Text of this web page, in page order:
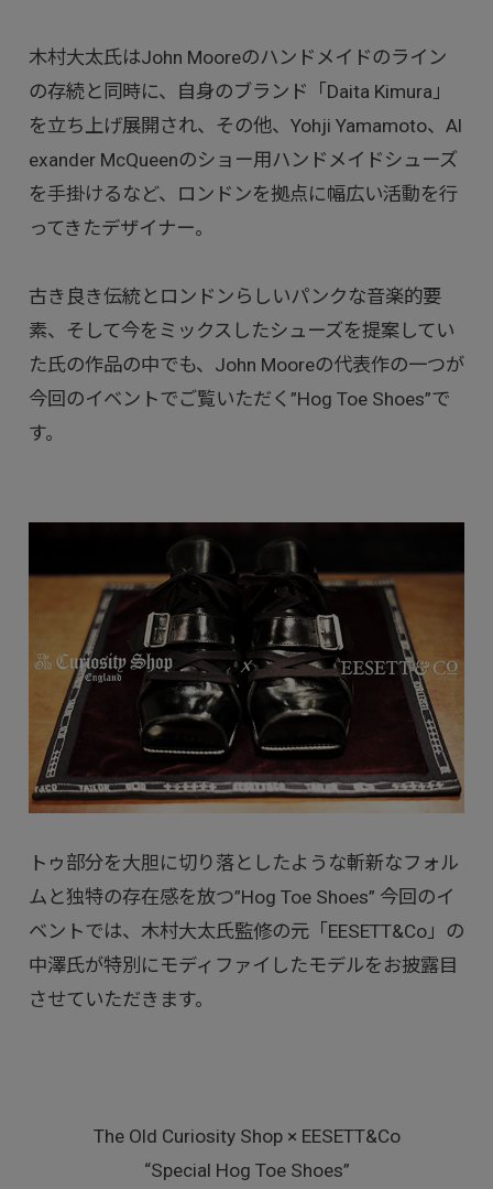
木村大太氏はJohn Mooreのハンドメイドのライン
の存続と同時に、自身のブランド「Daita Kimura」
を立ち上げ展開され、その他、Yohji Yamamoto、Al
exander McQueenのショー用ハンドメイドシューズ
を手掛けるなど、ロンドンを拠点に幅広い活動を行
ってきたデザイナー。
古き良き伝統とロンドンらしいパンクな音楽的要
素、そして今をミックスしたシューズを提案してい
た氏の作品の中でも、John Mooreの代表作の一つが
今回のイベントでご覧いただく”Hog Toe Shoes”で
す。
トゥ部分を大胆に切り落としたような斬新なフォル
ムと独特の存在感を放つ”Hog Toe Shoes” 今回のイ
ベントでは、木村大太氏監修の元「EESETT&Co」の
中澤氏が特別にモディファイしたモデルをお披露目
させていただきます。
The Old Curiosity Shop × EESETT&Co
“Special Hog Toe Shoes”